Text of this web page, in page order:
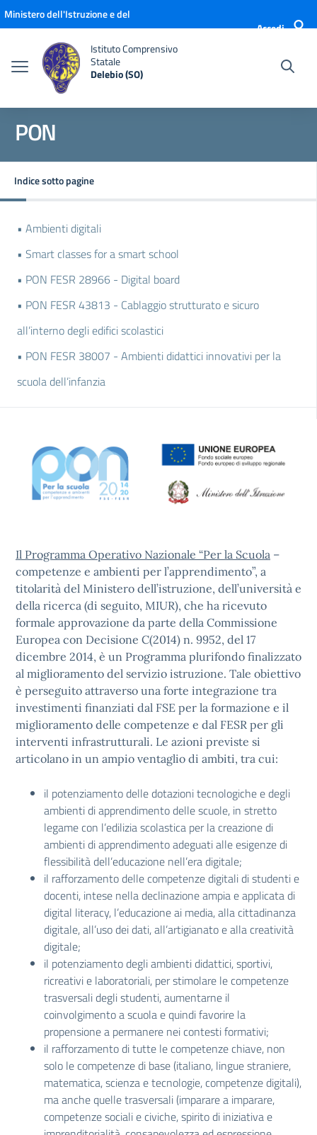
Vai ai contenuti
Vai al menu di navigazione
Vai al footer
Ministero dell'Istruzione e del
Accedi
Istituto Comprensivo
Statale
Delebio (SO)
PON
Indice sotto pagine
• Ambienti digitali
• Smart classes for a smart school
• PON FESR 28966 - Digital board
• PON FESR 43813 - Cablaggio strutturato e sicuro
all’interno degli edifici scolastici
• PON FESR 38007 - Ambienti didattici innovativi per la
scuola dell’infanzia
Il Programma Operativo Nazionale “Per la Scuola –
competenze e ambienti per l’apprendimento”, a
titolarità del Ministero dell’istruzione, dell’università e
della ricerca (di seguito, MIUR), che ha ricevuto
formale approvazione da parte della Commissione
Europea con Decisione C(2014) n. 9952, del 17
dicembre 2014, è un Programma plurifondo finalizzato
al miglioramento del servizio istruzione. Tale obiettivo
è perseguito attraverso una forte integrazione tra
investimenti finanziati dal FSE per la formazione e il
miglioramento delle competenze e dal FESR per gli
interventi infrastrutturali. Le azioni previste si
articolano in un ampio ventaglio di ambiti, tra cui:
il potenziamento delle dotazioni tecnologiche e degli
ambienti di apprendimento delle scuole, in stretto
legame con l’edilizia scolastica per la creazione di
ambienti di apprendimento adeguati alle esigenze di
flessibilità dell’educazione nell’era digitale;
il rafforzamento delle competenze digitali di studenti e
docenti, intese nella declinazione ampia e applicata di
digital literacy, l’educazione ai media, alla cittadinanza
digitale, all’uso dei dati, all’artigianato e alla creatività
digitale;
il potenziamento degli ambienti didattici, sportivi,
ricreativi e laboratoriali, per stimolare le competenze
trasversali degli studenti, aumentarne il
coinvolgimento a scuola e quindi favorire la
propensione a permanere nei contesti formativi;
il rafforzamento di tutte le competenze chiave, non
solo le competenze di base (italiano, lingue straniere,
matematica, scienza e tecnologie, competenze digitali),
ma anche quelle trasversali (imparare a imparare,
competenze sociali e civiche, spirito di iniziativa e